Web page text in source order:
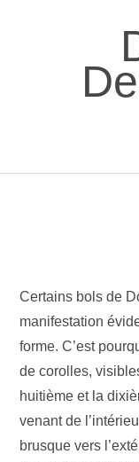
Certains bols de
manifestation
forme. C’est
de corolles,
huitième et la
venant de
brusque vers